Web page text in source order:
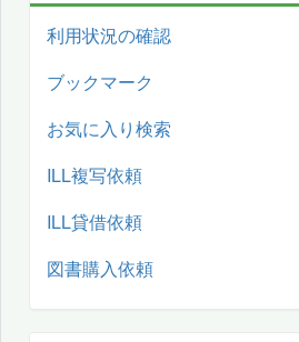
利用状況の確認
ブックマーク
お気に入り検索
ILL複写依頼
ILL貸借依頼
図書購入依頼